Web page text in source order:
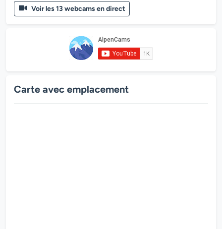
Voir les 13 webcams en direct
Carte avec emplacement